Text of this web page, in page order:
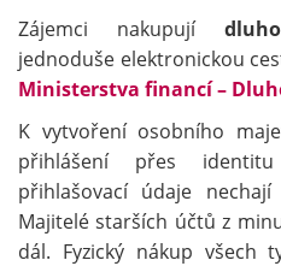
Zájemci nakupují
jednoduše elektronickou
Ministerstva financí –
K vytvoření osobního
přihlášení přes
přihlašovací údaje
Majitelé starších účtů z
dál. Fyzický nákup všech